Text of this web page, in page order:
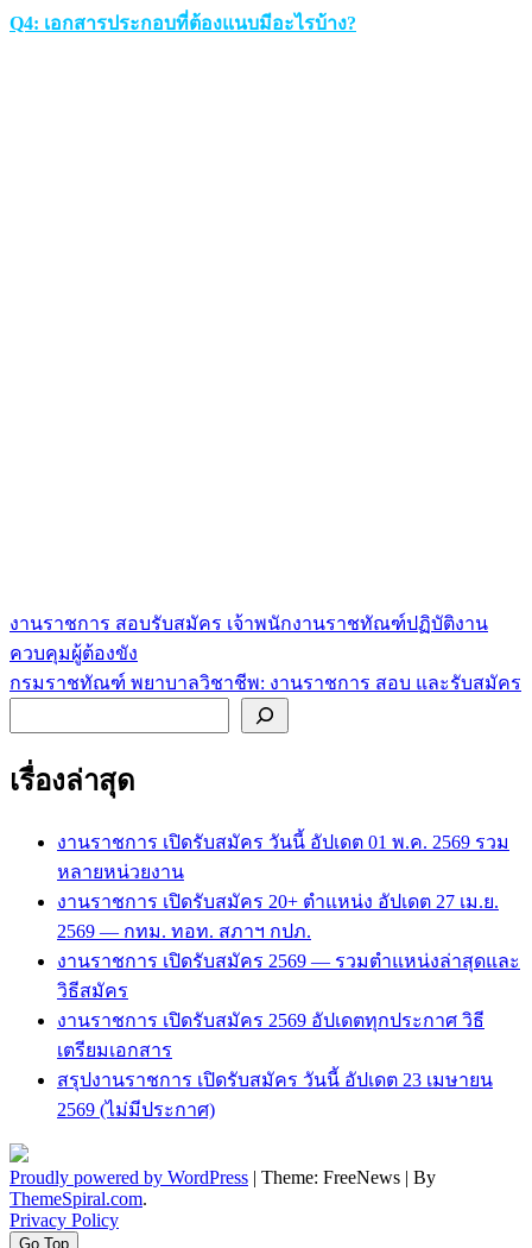
Q4: เอกสารประกอบที่ต้องแนบมีอะไรบ้าง?
แนะแนว
เรื่อง
งานราชการ สอบรับสมัคร เจ้าพนักงานราชทัณฑ์ปฏิบัติงาน
ควบคุมผู้ต้องขัง
กรมราชทัณฑ์ พยาบาลวิชาชีพ: งานราชการ สอบ และรับสมัคร
เรื่องล่าสุด
งานราชการ เปิดรับสมัคร วันนี้ อัปเดต 01 พ.ค. 2569 รวม
หลายหน่วยงาน
งานราชการ เปิดรับสมัคร 20+ ตำแหน่ง อัปเดต 27 เม.ย.
2569 — กทม. ทอท. สภาฯ กปภ.
งานราชการ เปิดรับสมัคร 2569 — รวมตำแหน่งล่าสุดและ
วิธีสมัคร
งานราชการ เปิดรับสมัคร 2569 อัปเดตทุกประกาศ วิธี
เตรียมเอกสาร
สรุปงานราชการ เปิดรับสมัคร วันนี้ อัปเดต 23 เมษายน
2569 (ไม่มีประกาศ)
Proudly powered by WordPress | Theme: FreeNews | By
ThemeSpiral.com.
Privacy Policy
Go Top